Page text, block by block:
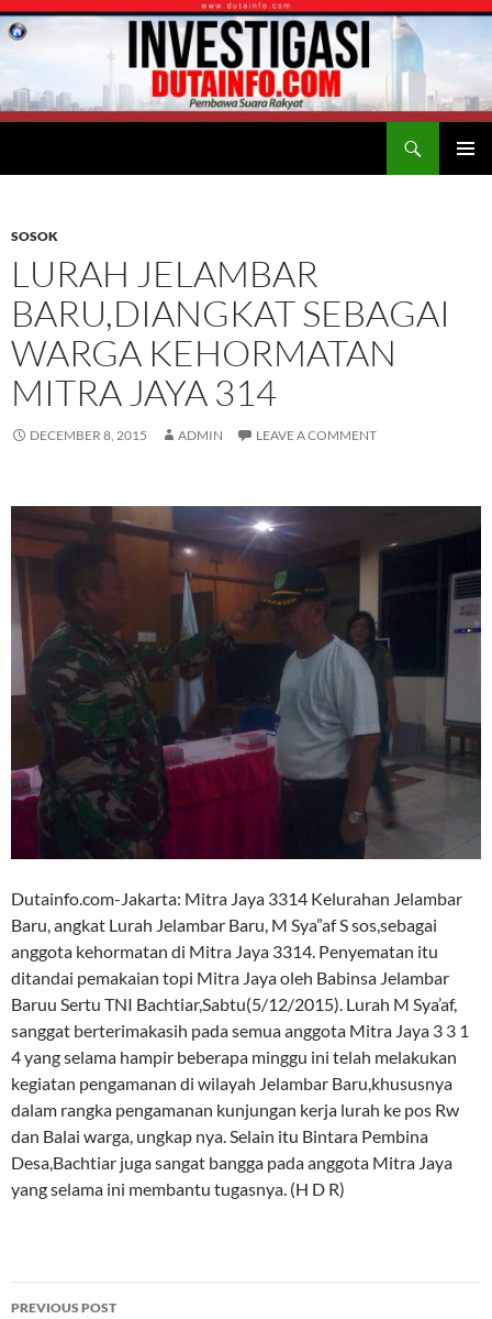
SOSOK
LURAH JELAMBAR
BARU,DIANGKAT SEBAGAI
WARGA KEHORMATAN
MITRA JAYA 314
DECEMBER 8, 2015 ADMIN LEAVE A COMMENT
Dutainfo.com-Jakarta: Mitra Jaya 3314 Kelurahan Jelambar
Baru, angkat Lurah Jelambar Baru, M Sya”af S sos,sebagai
anggota kehormatan di Mitra Jaya 3314. Penyematan itu
ditandai pemakaian topi Mitra Jaya oleh Babinsa Jelambar
Baruu Sertu TNI Bachtiar,Sabtu(5/12/2015). Lurah M Sya’af,
sanggat berterimakasih pada semua anggota Mitra Jaya 3 3 1
4 yang selama hampir beberapa minggu ini telah melakukan
kegiatan pengamanan di wilayah Jelambar Baru,khususnya
dalam rangka pengamanan kunjungan kerja lurah ke pos Rw
dan Balai warga, ungkap nya. Selain itu Bintara Pembina
Desa,Bachtiar juga sangat bangga pada anggota Mitra Jaya
yang selama ini membantu tugasnya. (H D R)
Post
PREVIOUS POST